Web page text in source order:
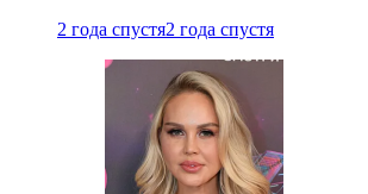
2 года спустя2 года спустя